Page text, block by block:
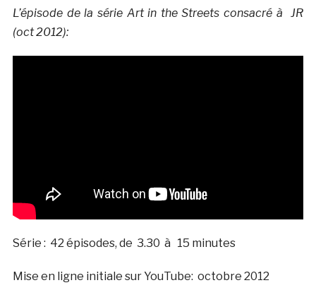
L’épisode de la série Art in the Streets consacré à JR
(oct 2012):
Série : 42 épisodes, de 3.30 à 15 minutes
Mise en ligne initiale sur YouTube: octobre 2012